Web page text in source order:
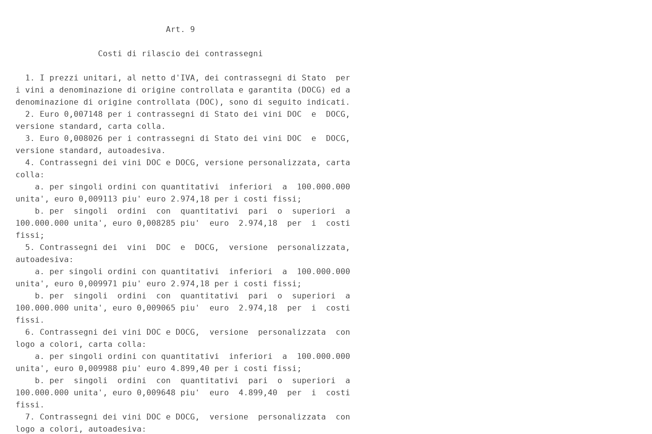
                               Art. 9
                 Costi di rilascio dei contrassegni
  1. I prezzi unitari, al netto d'IVA, dei contrassegni di Stato  per
i vini a denominazione di origine controllata e garantita (DOCG) ed a
denominazione di origine controllata (DOC), sono di seguito indicati.
  2. Euro 0,007148 per i contrassegni di Stato dei vini DOC  e  DOCG,
versione standard, carta colla.
  3. Euro 0,008026 per i contrassegni di Stato dei vini DOC  e  DOCG,
versione standard, autoadesiva.
  4. Contrassegni dei vini DOC e DOCG, versione personalizzata, carta
colla:
    a. per singoli ordini con quantitativi  inferiori  a  100.000.000
unita', euro 0,009113 piu' euro 2.974,18 per i costi fissi;
    b. per  singoli  ordini  con  quantitativi  pari  o  superiori  a
100.000.000 unita', euro 0,008285 piu'  euro  2.974,18  per  i  costi
fissi;
  5. Contrassegni dei  vini  DOC  e  DOCG,  versione  personalizzata,
autoadesiva:
    a. per singoli ordini con quantitativi  inferiori  a  100.000.000
unita', euro 0,009971 piu' euro 2.974,18 per i costi fissi;
    b. per  singoli  ordini  con  quantitativi  pari  o  superiori  a
100.000.000 unita', euro 0,009065 piu'  euro  2.974,18  per  i  costi
fissi.
  6. Contrassegni dei vini DOC e DOCG,  versione  personalizzata  con
logo a colori, carta colla:
    a. per singoli ordini con quantitativi  inferiori  a  100.000.000
unita', euro 0,009988 piu' euro 4.899,40 per i costi fissi;
    b. per  singoli  ordini  con  quantitativi  pari  o  superiori  a
100.000.000 unita', euro 0,009648 piu'  euro  4.899,40  per  i  costi
fissi.
  7. Contrassegni dei vini DOC e DOCG,  versione  personalizzata  con
logo a colori, autoadesiva: